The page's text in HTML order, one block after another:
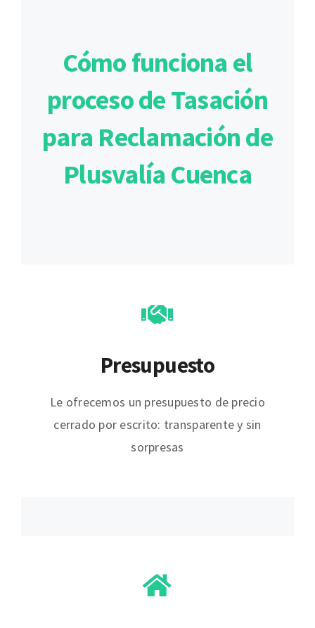
Cómo funciona el
proceso de Tasación
para Reclamación de
Plusvalía Cuenca
Presupuesto
Le ofrecemos un presupuesto de precio
cerrado por escrito: transparente y sin
sorpresas